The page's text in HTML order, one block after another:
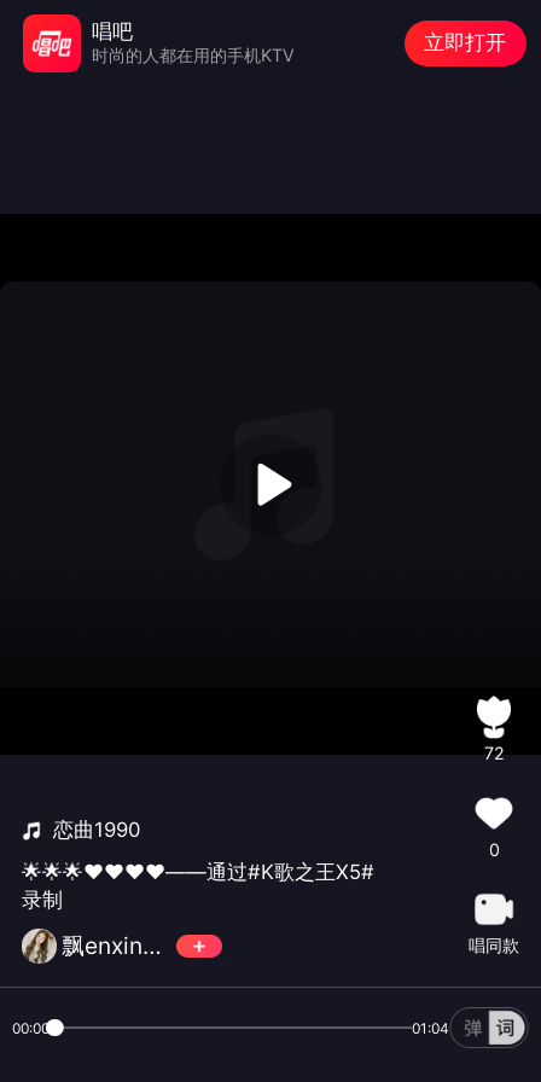
恋曲1990
🌟🌟🌟❤❤❤❤——通过#K歌之王X5#
录制
飘enxin🍒 🍒
72
0
唱同款
00:00 01:04
唱吧
时尚的人都在用的手机KTV
立即打开